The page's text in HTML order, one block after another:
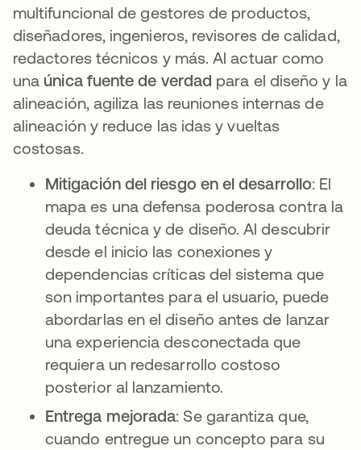
multifuncional de gestores de productos,
diseñadores, ingenieros, revisores de calidad,
redactores técnicos y más. Al actuar como
una única fuente de verdad para el diseño y la
alineación, agiliza las reuniones internas de
alineación y reduce las idas y vueltas
costosas.
Mitigación del riesgo en el desarrollo: El
mapa es una defensa poderosa contra la
deuda técnica y de diseño. Al descubrir
desde el inicio las conexiones y
dependencias críticas del sistema que
son importantes para el usuario, puede
abordarlas en el diseño antes de lanzar
una experiencia desconectada que
requiera un redesarrollo costoso
posterior al lanzamiento.
Entrega mejorada: Se garantiza que,
cuando entregue un concepto para su